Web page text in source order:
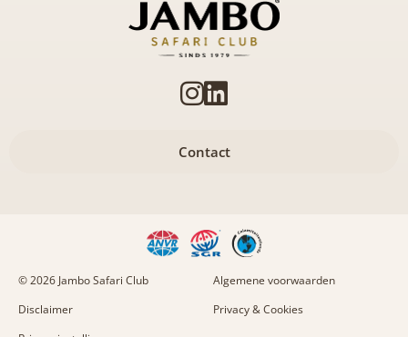
Contact
© 2026 Jambo Safari Club
Algemene voorwaarden
Disclaimer
Privacy & Cookies